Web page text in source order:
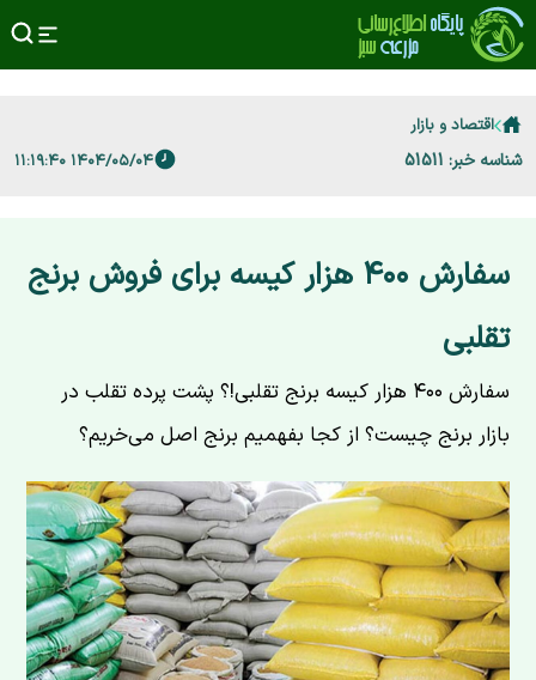
اقتصاد و بازار
شناسه خبر: 51511 ۱۴۰۴/۰۵/۰۴ ۱۱:۱۹:۴۰
سفارش ۴۰۰ هزار کیسه برای فروش برنج
تقلبی
سفارش ۴۰۰ هزار کیسه برنج تقلبی!؟ پشت پرده تقلب در
بازار برنج چیست؟ از کجا بفهمیم برنج اصل می‌خریم؟